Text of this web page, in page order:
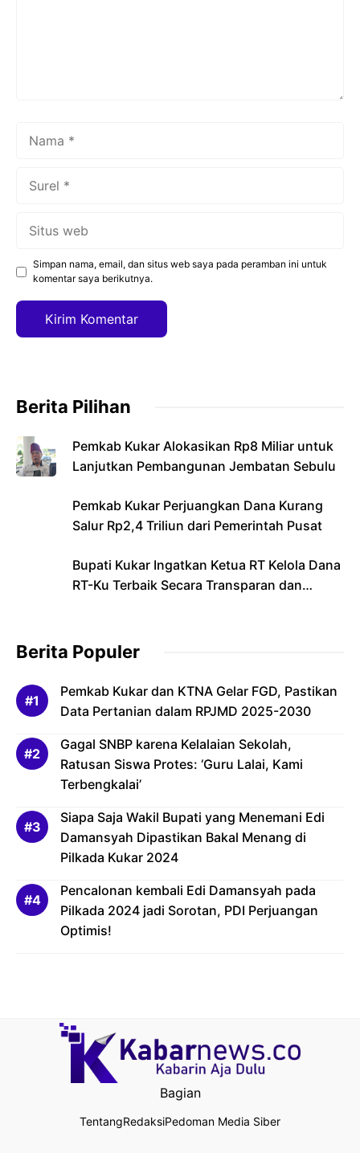
Simpan nama, email, dan situs web saya pada peramban ini untuk
komentar saya berikutnya.
Berita Pilihan
Pemkab Kukar Alokasikan Rp8 Miliar untuk
Lanjutkan Pembangunan Jembatan Sebulu
Pemkab Kukar Perjuangkan Dana Kurang
Salur Rp2,4 Triliun dari Pemerintah Pusat
Bupati Kukar Ingatkan Ketua RT Kelola Dana
RT-Ku Terbaik Secara Transparan dan
Berita Populer
Pemkab Kukar dan KTNA Gelar FGD, Pastikan
Data Pertanian dalam RPJMD 2025-2030
Gagal SNBP karena Kelalaian Sekolah,
Ratusan Siswa Protes: ‘Guru Lalai, Kami
Terbengkalai’
Siapa Saja Wakil Bupati yang Menemani Edi
Damansyah Dipastikan Bakal Menang di
Pilkada Kukar 2024
Pencalonan kembali Edi Damansyah pada
Pilkada 2024 jadi Sorotan, PDI Perjuangan
Optimis!
Bagian
TentangRedaksiPedoman Media Siber